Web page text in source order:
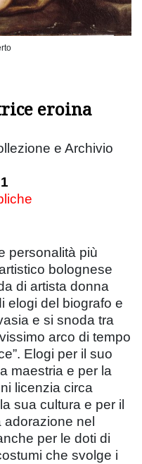
eroina
e Archivio
personalità più
bolognese
di artista donna
elogi del biografo e
e si snoda tra
arco di tempo
Elogi per il suo
maestria e per la
licenzia circa
sua cultura e per il
nel
per le doti di
che svolge i